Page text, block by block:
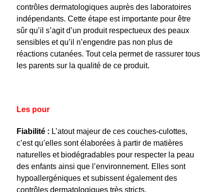
contrôles dermatologiques auprès des laboratoires
indépendants. Cette étape est importante pour être
sûr qu’il s’agit d’un produit respectueux des peaux
sensibles et qu’il n’engendre pas non plus de
réactions cutanées. Tout cela permet de rassurer tous
les parents sur la qualité de ce produit.
Les pour
Fiabilité : L’atout majeur de ces couches-culottes,
c’est qu’elles sont élaborées à partir de matières
naturelles et biodégradables pour respecter la peau
des enfants ainsi que l’environnement. Elles sont
hypoallergéniques et subissent également des
contrôles dermatologiques très stricts.